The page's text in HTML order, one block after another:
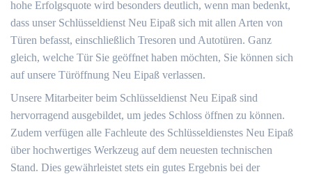
hohe Erfolgsquote wird besonders deutlich, wenn man bedenkt,
dass unser Schlüsseldienst Neu Eipaß sich mit allen Arten von
Türen befasst, einschließlich Tresoren und Autotüren. Ganz
gleich, welche Tür Sie geöffnet haben möchten, Sie können sich
auf unsere Türöffnung Neu Eipaß verlassen.
Unsere Mitarbeiter beim Schlüsseldienst Neu Eipaß sind
hervorragend ausgebildet, um jedes Schloss öffnen zu können.
Zudem verfügen alle Fachleute des Schlüsseldienstes Neu Eipaß
über hochwertiges Werkzeug auf dem neuesten technischen
Stand. Dies gewährleistet stets ein gutes Ergebnis bei der